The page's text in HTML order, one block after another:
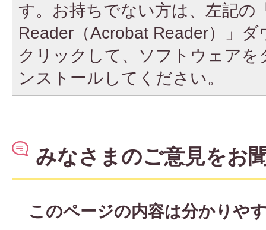
す。お持ちでない方は、左記の
Reader（Acrobat Reader）」
クリックして、ソフトウェア
ンストールしてください。
みなさまのご意見をお
このページの内容は分かりや